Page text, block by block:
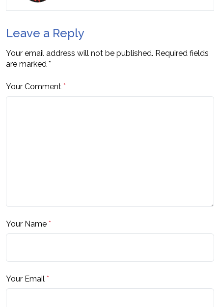
Leave a Reply
Your email address will not be published. Required fields
are marked *
Your Comment *
Your Name *
Your Email *